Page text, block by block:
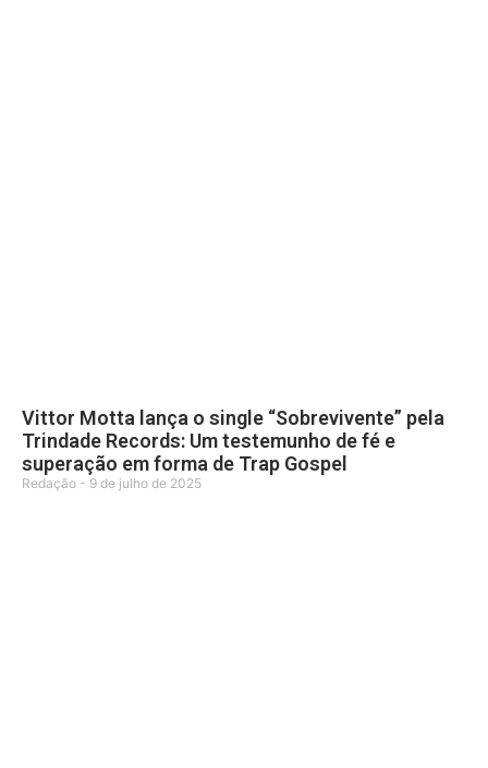
Vittor Motta lança o single “Sobrevivente” pela
Trindade Records: Um testemunho de fé e
superação em forma de Trap Gospel
Redação 9 de julho de 2025